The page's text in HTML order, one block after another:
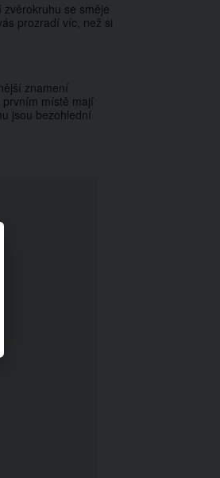
zvěrokruhu se směje
prozradí víc, než si
znamení
prvním místě mají
jsou bezohlední